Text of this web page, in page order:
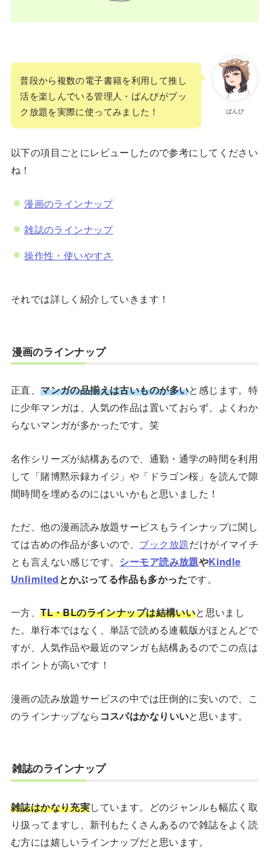
ばんび
普段から複数の電子書籍を利用して推し
活を楽しんでいる管理人・ばんびがブッ
ク放題を実際に使ってみました！
以下の項目ごとにレビューしたので参考にしてください
ね！
漫画のラインナップ
雑誌のラインナップ
操作性・使いやすさ
それでは詳しく紹介していきます！
漫画のラインナップ
正直、マンガの品揃えは古いものが多いと感じます。特
に少年マンガは、人気の作品は置いておらず、よくわか
らないマンガが多かったです。笑
名作シリーズが結構あるので、通勤・通学の時間を利用
して「賭博黙示録カイジ」や「ドラゴン桜」を読んで隙
間時間を埋めるのにはいいかもと思いました！
ただ、他の漫画読み放題サービスもラインナップに関し
ては古めの作品が多いので、 ブック放題だけがイマイチ
とも言えない感じです。 シーモア読み放題やKindle
Unlimitedとかぶってる作品も多かったです。
一方、TL・BLのラインナップは結構いいと思いまし
た。単行本ではなく、単話で読める連載版がほとんどで
すが、人気作品や最近のマンガも結構あるのでこの点は
ポイントが高いです！
漫画の読み放題サービスの中では圧倒的に安いので、こ
のラインナップなら コスパはかなりいいと思います。
雑誌のラインナップ
雑誌はかなり充実しています。どのジャンルも幅広く取
り扱ってますし、新刊もたくさんあるので雑誌をよく読
む方には嬉しいラインナップだと思います。